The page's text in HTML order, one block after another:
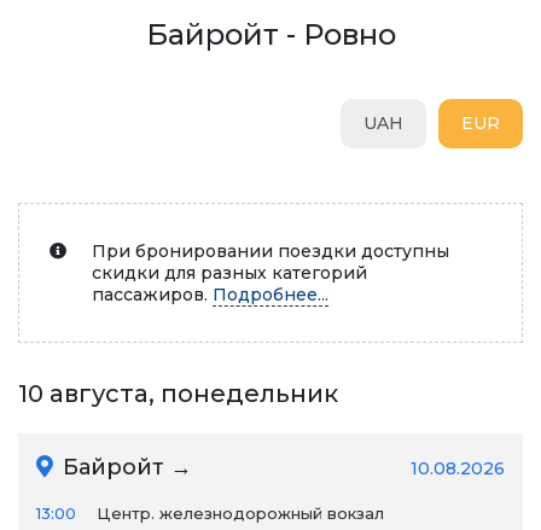
Байройт - Ровно
EUR
UAH
При бронировании поездки доступны
скидки для разных категорий
пассажиров. Подробнее...
10 августа, понедельник
Байройт → 10.08.2026
13:00
Центр. железнодорожный вокзал